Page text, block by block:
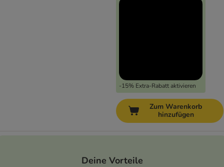
-15% Extra-Rabatt aktivieren
Zum Warenkorb
hinzufügen
Deine Vorteile